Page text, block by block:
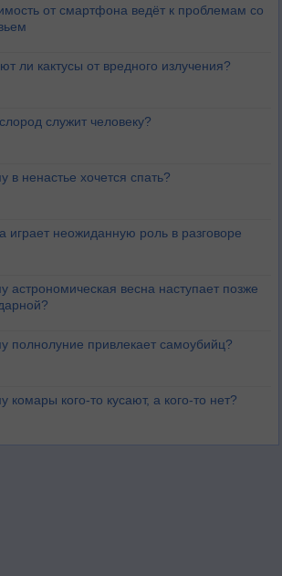
от смартфона ведёт к проблемам со
ли кактусы от вредного излучения?
служит человеку?
в ненастье хочется спать?
играет неожиданную роль в разговоре
астрономическая весна наступает позже
полнолуние привлекает самоубийц?
комары кого-то кусают, а кого-то нет?